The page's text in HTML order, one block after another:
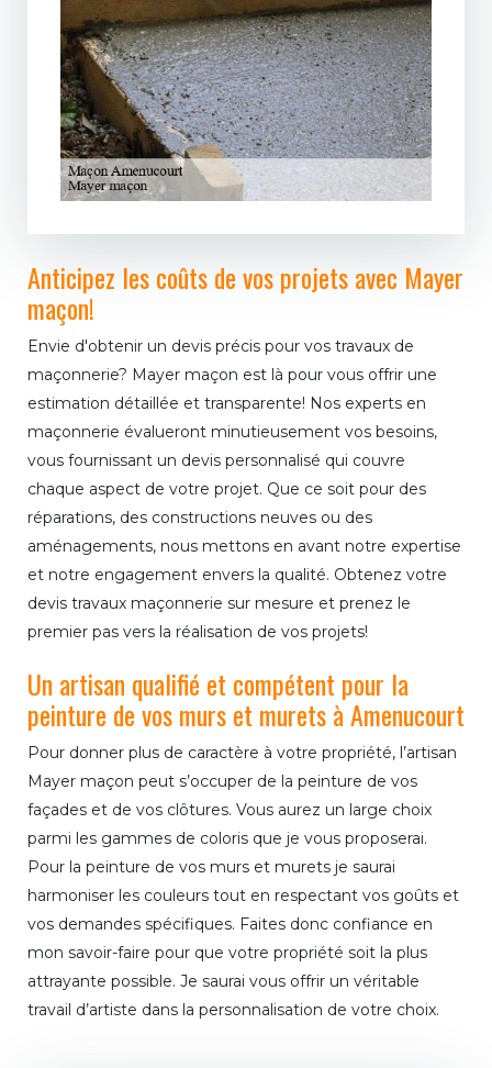
Anticipez les coûts de vos projets avec Mayer
maçon!
Envie d'obtenir un devis précis pour vos travaux de
maçonnerie? Mayer maçon est là pour vous offrir une
estimation détaillée et transparente! Nos experts en
maçonnerie évalueront minutieusement vos besoins,
vous fournissant un devis personnalisé qui couvre
chaque aspect de votre projet. Que ce soit pour des
réparations, des constructions neuves ou des
aménagements, nous mettons en avant notre expertise
et notre engagement envers la qualité. Obtenez votre
devis travaux maçonnerie sur mesure et prenez le
premier pas vers la réalisation de vos projets!
Un artisan qualifié et compétent pour la
peinture de vos murs et murets à Amenucourt
Pour donner plus de caractère à votre propriété, l’artisan
Mayer maçon peut s’occuper de la peinture de vos
façades et de vos clôtures. Vous aurez un large choix
parmi les gammes de coloris que je vous proposerai.
Pour la peinture de vos murs et murets je saurai
harmoniser les couleurs tout en respectant vos goûts et
vos demandes spécifiques. Faites donc confiance en
mon savoir-faire pour que votre propriété soit la plus
attrayante possible. Je saurai vous offrir un véritable
travail d’artiste dans la personnalisation de votre choix.